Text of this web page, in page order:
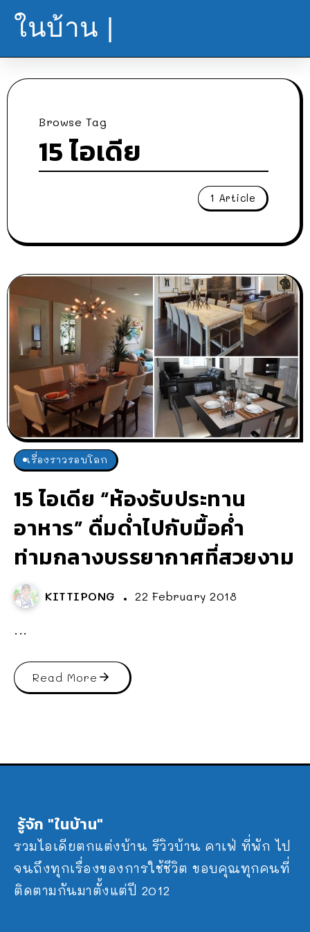
ในบ้าน |
Browse Tag
15 ไอเดีย
1 Article
เรื่องราวรอบโลก
15 ไอเดีย “ห้องรับประทาน
อาหาร” ดื่มด่ำไปกับมื้อค่ำ
ท่ามกลางบรรยากาศที่สวยงาม
KITTIPONG 22 February 2018
...
Read More
รู้จัก "ในบ้าน"
รวมไอเดียตกแต่งบ้าน รีวิวบ้าน คาเฟ่ ที่พัก ไป
จนถึงทุกเรื่องของการใช้ชีวิต ขอบคุณทุกคนที่
ติดตามกันมาตั้งแต่ปี 2012